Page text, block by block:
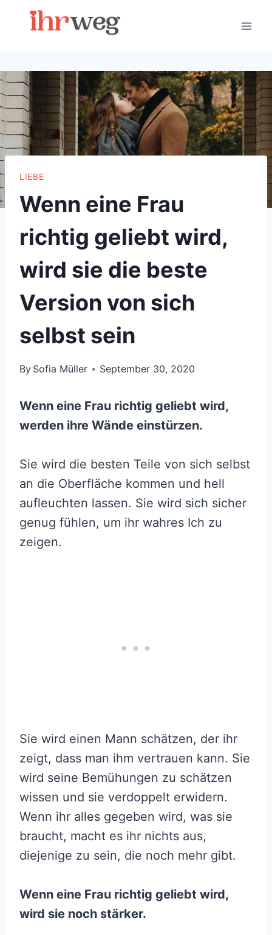
LIEBE
Wenn eine Frau
richtig geliebt wird,
wird sie die beste
Version von sich
selbst sein
By Sofia Müller September 30, 2020
Wenn eine Frau richtig geliebt wird,
werden ihre Wände einstürzen.
Sie wird die besten Teile von sich selbst
an die Oberfläche kommen und hell
aufleuchten lassen. Sie wird sich sicher
genug fühlen, um ihr wahres Ich zu
zeigen.
Sie wird einen Mann schätzen, der ihr
zeigt, dass man ihm vertrauen kann. Sie
wird seine Bemühungen zu schätzen
wissen und sie verdoppelt erwidern.
Wenn ihr alles gegeben wird, was sie
braucht, macht es ihr nichts aus,
diejenige zu sein, die noch mehr gibt.
Wenn eine Frau richtig geliebt wird,
wird sie noch stärker.